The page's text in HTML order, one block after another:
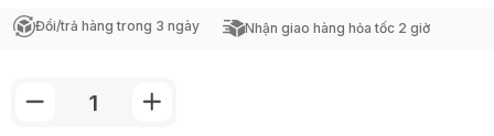
Đổi/trả hàng trong 3 ngày Nhận giao hàng hỏa tốc 2 giờ